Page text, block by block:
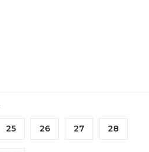
25 26 27 28